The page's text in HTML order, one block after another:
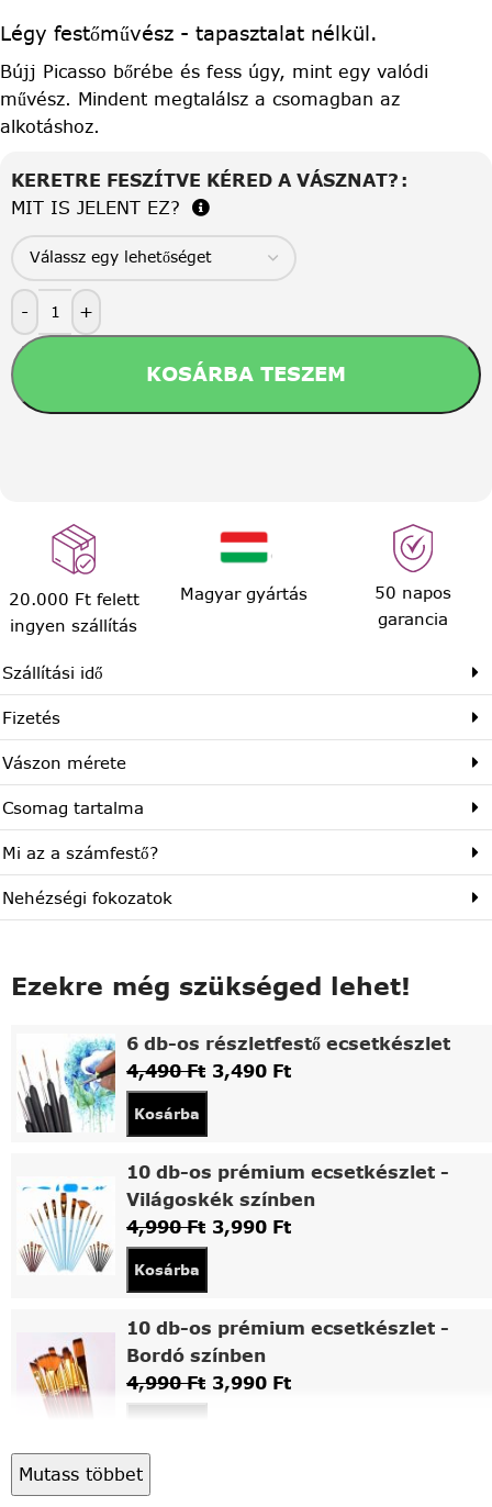
Légy festőművész - tapasztalat nélkül.
Bújj Picasso bőrébe és fess úgy, mint egy valódi
művész. Mindent megtalálsz a csomagban az
alkotáshoz.
KERETRE FESZÍTVE KÉRED A VÁSZNAT?
MIT IS JELENT EZ?
- +
KOSÁRBA TESZEM
20.000 Ft felett
ingyen szállítás
Magyar gyártás
50 napos
garancia
Szállítási idő
Fizetés
Vászon mérete
Csomag tartalma
Mi az a számfestő?
Nehézségi fokozatok
Ezekre még szükséged lehet!
6 db-os részletfestő ecsetkészlet
4,490Ft 3,490 Ft
Kosárba
10 db-os prémium ecsetkészlet -
Világoskék színben
4,990Ft 3,990 Ft
Kosárba
10 db-os prémium ecsetkészlet -
Bordó színben
4,990Ft 3,990 Ft
Asztali fa festőállvány
Mutass többet